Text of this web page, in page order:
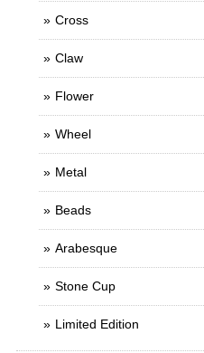
Cross
Claw
Flower
Wheel
Metal
Beads
Arabesque
Stone Cup
Limited Edition